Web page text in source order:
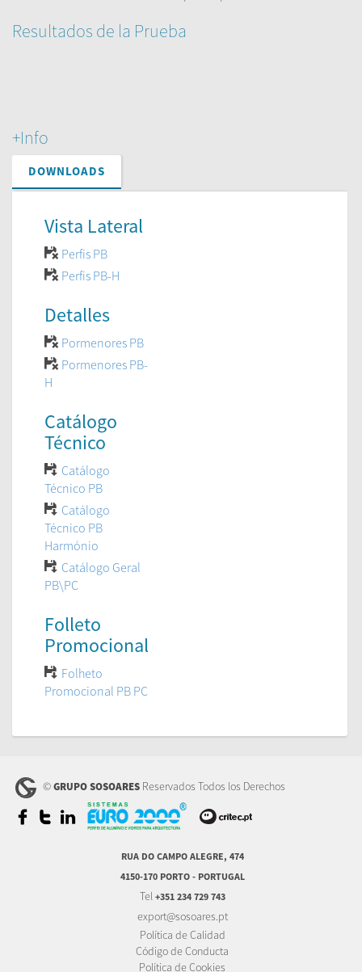
Resultados de la Prueba
+Info
DOWNLOADS
Vista Lateral
Perfis PB
Perfis PB-H
Detalles
Pormenores PB
Pormenores PB-
H
Catálogo
Técnico
Catálogo
Técnico PB
Catálogo
Técnico PB
Harmónio
Catálogo Geral
PB\PC
Folleto
Promocional
Folheto
Promocional PB PC
©GRUPO SOSOARES Reservados Todos los Derechos
RUA DO CAMPO ALEGRE, 474
4150-170 PORTO - PORTUGAL
Tel +351 234 729 743
export@sosoares.pt
Política de Calidad
Código de Conducta
Política de Cookies